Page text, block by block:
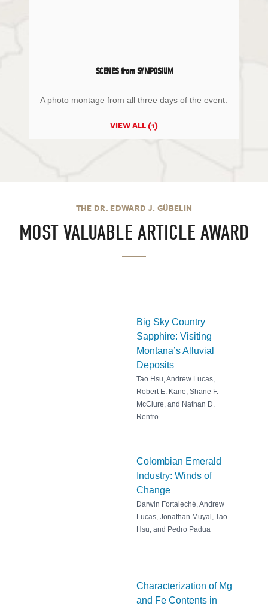
SCENES from SYMPOSIUM
A photo montage from all three days of the event.
VIEW ALL (1)
THE DR. EDWARD J. GÜBELIN
MOST VALUABLE ARTICLE AWARD
Big Sky Country
Sapphire: Visiting
Montana’s Alluvial
Deposits
Tao Hsu, Andrew Lucas,
Robert E. Kane, Shane F.
McClure, and Nathan D.
Renfro
Colombian Emerald
Industry: Winds of
Change
Darwin Fortaleché, Andrew
Lucas, Jonathan Muyal, Tao
Hsu, and Pedro Padua
Characterization of Mg
and Fe Contents in